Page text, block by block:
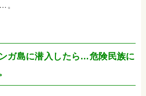
。
ガ島に潜入したら…危険民族に